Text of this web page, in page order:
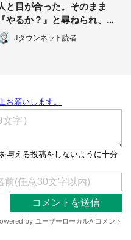
る
と目が合った。そのまま
『やるか？』と尋ねられ、私
たちは2人ですぐさま...」（茨
城県・70代男性）
Jタウンネット読者